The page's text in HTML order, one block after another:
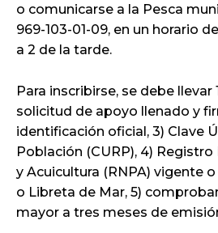
o comunicarse a la Pesca
969-103-01-09, en un horario
a 2 de la tarde.
Para inscribirse, se debe
solicitud de apoyo llenado y
identificación oficial, 3) Clave
Población (CURP), 4)
y Acuicultura (RNPA) vigente
o Libreta de Mar, 5)
mayor a tres meses de